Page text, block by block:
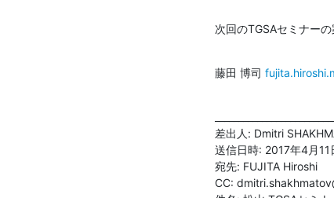
次回のTGSAセミナーの
藤田 博司
差出人: Dmitri
送信日時: 2017年4月
宛先: FUJITA Hiroshi
CC: